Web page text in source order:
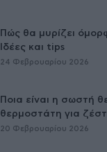
Πώς θα μυρίζει
Ιδέες και tips
24 Φεβρουαρίου 2026
Ποια είναι η σωστή
θερμοστάτη για
20 Φεβρουαρίου 2026